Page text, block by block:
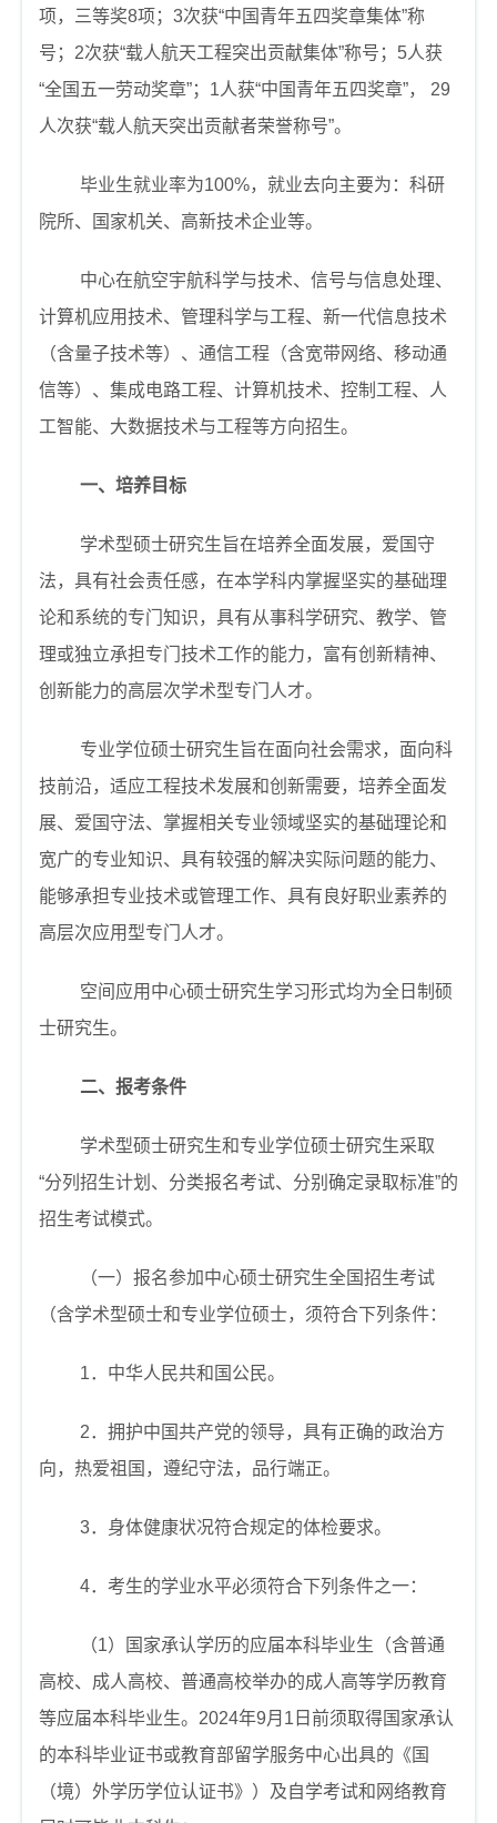
项，三等奖8项； 3次获“中国青年五四奖章集体”称
号； 2次获“载人航天工程突出贡献集体”称号； 5人获
“全国五一劳动奖章”； 1人获“中国青年五四奖章”，
29
人次获“载人航天突出贡献者荣誉称号”。
毕业生就业率为100%，就业去向主要为：科研
院所、国家机关、高新技术企业等。
中心在航空宇航科学与技术、信号与信息处理、
计算机应用技术、管理科学与工程、新一代信息技术
（含量子技术等）、通信工程（含宽带网络、移动通
信等）、集成电路工程、计算机技术、控制工程、人
工智能、大数据技术与工程等方向招生。
一、培养目标
学术型硕士研究生旨在培养全面发展，爱国守
法，具有社会责任感，在本学科内掌握坚实的基础理
论和系统的专门知识，具有从事科学研究、教学、管
理或独立承担专门技术工作的能力，富有创新精神、
创新能力的高层次学术型专门人才。
专业学位硕士研究生旨在面向社会需求，面向科
技前沿，适应工程技术发展和创新需要，培养全面发
展、爱国守法、掌握相关专业领域坚实的基础理论和
宽广的专业知识、具有较强的解决实际问题的能力、
能够承担专业技术或管理工作、具有良好职业素养的
高层次应用型专门人才。
空间应用中心硕士研究生学习形式均为全日制硕
士研究生。
二、报考条件
学术型硕士研究生和专业学位硕士研究生采取
“分列招生计划、分类报名考试、分别确定录取标准”的
招生考试模式。
（一）报名参加中心硕士研究生全国招生考试
（含学术型硕士和专业学位硕士，须符合下列条件：
1．中华人民共和国公民。
2．拥护中国共产党的领导，具有正确的政治方
向，热爱祖国，遵纪守法，品行端正。
3．身体健康状况符合规定的体检要求。
4．考生的学业水平必须符合下列条件之一：
（1）国家承认学历的应届本科毕业生（含普通
高校、成人高校、普通高校举办的成人高等学历教育
等应届本科毕业生。 2024年9月 1 日前须取得国家承认
的本科毕业证书或教育部留学服务中心出具的《国
（境）外学历学位认证书》）及自学考试和网络教育